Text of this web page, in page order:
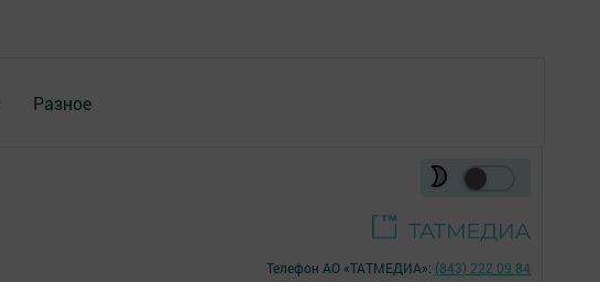
Разное
Телефон АО «ТАТМЕДИА»: (843) 222 09 84